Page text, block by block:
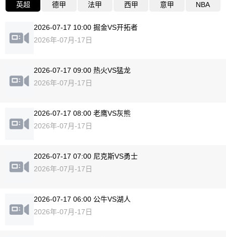
英超 德甲 法甲 西甲 意甲 NBA
2026-07-17 10:00 掘金VS开拓者
2026年-07月-17日
2026-07-17 09:00 热火VS猛龙
2026年-07月-17日
2026-07-17 08:00 老鹰VS灰熊
2026年-07月-17日
2026-07-17 07:00 尼克斯VS勇士
2026年-07月-17日
2026-07-17 06:00 公牛VS湖人
2026年-07月-17日